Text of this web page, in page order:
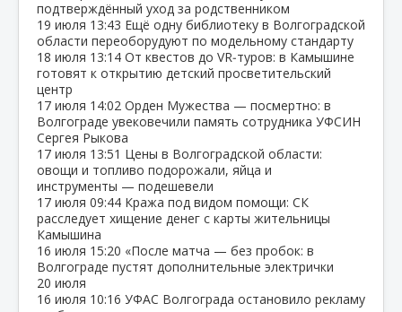
подтверждённый уход за родственником
19 июля 13:43 Ещё одну библиотеку в Волгоградской
области переоборудуют по модельному стандарту
18 июля 13:14 От квестов до VR‑туров: в Камышине
готовят к открытию детский просветительский
центр
17 июля 14:02 Орден Мужества — посмертно: в
Волгограде увековечили память сотрудника УФСИН
Сергея Рыкова
17 июля 13:51 Цены в Волгоградской области:
овощи и топливо подорожали, яйца и
инструменты — подешевели
17 июля 09:44 Кража под видом помощи: СК
расследует хищение денег с карты жительницы
Камышина
16 июля 15:20 «После матча — без пробок: в
Волгограде пустят дополнительные электрички
20 июля
16 июля 10:16 УФАС Волгограда остановило рекламу